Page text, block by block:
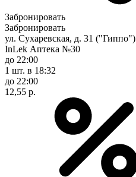
Забронировать
Забронировать
ул. Сухаревская, д. 31 ("Гиппо")
InLek Аптека №30
до 22:00
1 шт. в 18:32
до 22:00
12,55 р.